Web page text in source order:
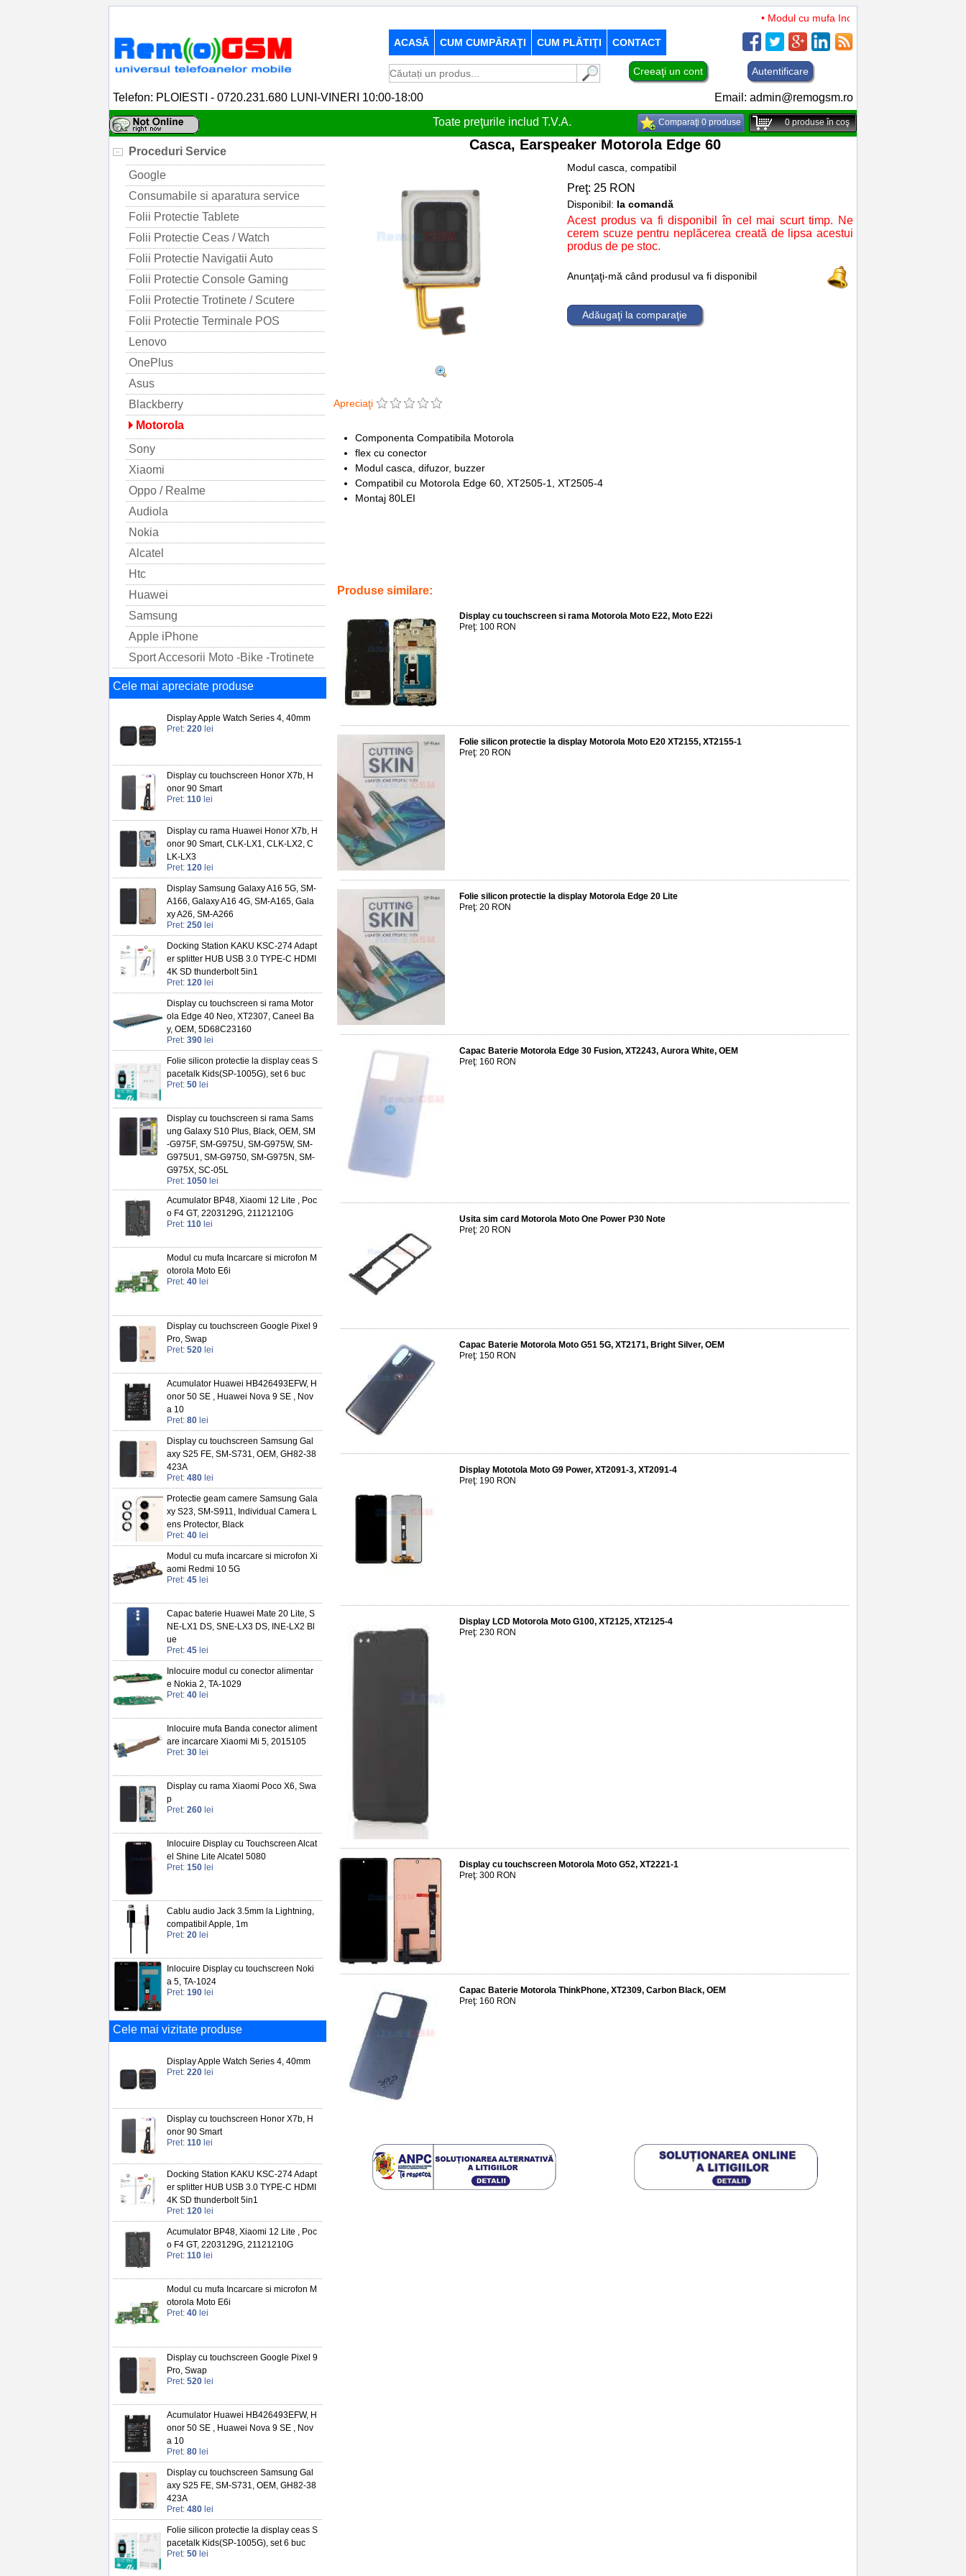
• Modul cu mufa Incarcare si microfon TCL 50
ACASĂ CUM CUMPĂRAŢI CUM PLĂTIŢI CONTACT
Creeaţi un cont Autentificare
Telefon: PLOIESTI - 0720.231.680 LUNI-VINERI 10:00-18:00 Email: admin@remogsm.ro
Toate preţurile includ T.V.A.
Comparaţi 0 produse 0produse în coş
Proceduri Service
Google
Consumabile si aparatura service
Folii Protectie Tablete
Folii Protectie Ceas / Watch
Folii Protectie Navigatii Auto
Folii Protectie Console Gaming
Folii Protectie Trotinete / Scutere
Folii Protectie Terminale POS
Lenovo
OnePlus
Asus
Blackberry
Motorola
Sony
Xiaomi
Oppo / Realme
Audiola
Nokia
Alcatel
Htc
Huawei
Samsung
Apple iPhone
Sport Accesorii Moto -Bike -Trotinete
Cele mai apreciate produse
Display Apple Watch Series 4, 40mm
Pret: 220 lei
Display cu touchscreen Honor X7b, H
onor 90 Smart
Pret: 110 lei
Display cu rama Huawei Honor X7b, H
onor 90 Smart, CLK-LX1, CLK-LX2, C
LK-LX3
Pret: 120 lei
Display Samsung Galaxy A16 5G, SM-
A166, Galaxy A16 4G, SM-A165, Gala
xy A26, SM-A266
Pret: 250 lei
Docking Station KAKU KSC-274 Adapt
er splitter HUB USB 3.0 TYPE-C HDMI
4K SD thunderbolt 5in1
Pret: 120 lei
Display cu touchscreen si rama Motor
ola Edge 40 Neo, XT2307, Caneel Ba
y, OEM, 5D68C23160
Pret: 390 lei
Folie silicon protectie la display ceas S
pacetalk Kids(SP-1005G), set 6 buc
Pret: 50 lei
Display cu touchscreen si rama Sams
ung Galaxy S10 Plus, Black, OEM, SM
-G975F, SM-G975U, SM-G975W, SM-
G975U1, SM-G9750, SM-G975N, SM-
G975X, SC-05L
Pret: 1050 lei
Acumulator BP48, Xiaomi 12 Lite , Poc
o F4 GT, 2203129G, 21121210G
Pret: 110 lei
Modul cu mufa Incarcare si microfon M
otorola Moto E6i
Pret: 40 lei
Display cu touchscreen Google Pixel 9
Pro, Swap
Pret: 520 lei
Acumulator Huawei HB426493EFW, H
onor 50 SE , Huawei Nova 9 SE , Nov
a 10
Pret: 80 lei
Display cu touchscreen Samsung Gal
axy S25 FE, SM-S731, OEM, GH82-38
423A
Pret: 480 lei
Protectie geam camere Samsung Gala
xy S23, SM-S911, Individual Camera L
ens Protector, Black
Pret: 40 lei
Modul cu mufa incarcare si microfon Xi
aomi Redmi 10 5G
Pret: 45 lei
Capac baterie Huawei Mate 20 Lite, S
NE-LX1 DS, SNE-LX3 DS, INE-LX2 Bl
ue
Pret: 45 lei
Inlocuire modul cu conector alimentar
e Nokia 2, TA-1029
Pret: 40 lei
Inlocuire mufa Banda conector aliment
are incarcare Xiaomi Mi 5, 2015105
Pret: 30 lei
Display cu rama Xiaomi Poco X6, Swa
p
Pret: 260 lei
Inlocuire Display cu Touchscreen Alcat
el Shine Lite Alcatel 5080
Pret: 150 lei
Cablu audio Jack 3.5mm la Lightning,
compatibil Apple, 1m
Pret: 20 lei
Inlocuire Display cu touchscreen Noki
a 5, TA-1024
Pret: 190 lei
Cele mai vizitate produse
Display Apple Watch Series 4, 40mm
Pret: 220 lei
Display cu touchscreen Honor X7b, H
onor 90 Smart
Pret: 110 lei
Docking Station KAKU KSC-274 Adapt
er splitter HUB USB 3.0 TYPE-C HDMI
4K SD thunderbolt 5in1
Pret: 120 lei
Acumulator BP48, Xiaomi 12 Lite , Poc
o F4 GT, 2203129G, 21121210G
Pret: 110 lei
Modul cu mufa Incarcare si microfon M
otorola Moto E6i
Pret: 40 lei
Display cu touchscreen Google Pixel 9
Pro, Swap
Pret: 520 lei
Acumulator Huawei HB426493EFW, H
onor 50 SE , Huawei Nova 9 SE , Nov
a 10
Pret: 80 lei
Display cu touchscreen Samsung Gal
axy S25 FE, SM-S731, OEM, GH82-38
423A
Pret: 480 lei
Folie silicon protectie la display ceas S
pacetalk Kids(SP-1005G), set 6 buc
Pret: 50 lei
Casca, Earspeaker Motorola Edge 60
Apreciaţi
Modul casca, compatibil
Preţ: 25 RON
Disponibil: la comandă
Acest produs va fi disponibil în cel mai scurt timp. Ne
cerem scuze pentru neplăcerea creată de lipsa acestui
produs de pe stoc.
Anunţaţi-mă când produsul va fi disponibil
Adăugaţi la comparaţie
Componenta Compatibila Motorola
flex cu conector
Modul casca, difuzor, buzzer
Compatibil cu Motorola Edge 60, XT2505-1, XT2505-4
Montaj 80LEI
Produse similare:
Display cu touchscreen si rama Motorola Moto E22, Moto E22i
Preţ: 100 RON
Folie silicon protectie la display Motorola Moto E20 XT2155, XT2155-1
Preţ: 20 RON
Folie silicon protectie la display Motorola Edge 20 Lite
Preţ: 20 RON
Capac Baterie Motorola Edge 30 Fusion, XT2243, Aurora White, OEM
Preţ: 160 RON
Usita sim card Motorola Moto One Power P30 Note
Preţ: 20 RON
Capac Baterie Motorola Moto G51 5G, XT2171, Bright Silver, OEM
Preţ: 150 RON
Display Mototola Moto G9 Power, XT2091-3, XT2091-4
Preţ: 190 RON
Display LCD Motorola Moto G100, XT2125, XT2125-4
Preţ: 230 RON
Display cu touchscreen Motorola Moto G52, XT2221-1
Preţ: 300 RON
Capac Baterie Motorola ThinkPhone, XT2309, Carbon Black, OEM
Preţ: 160 RON